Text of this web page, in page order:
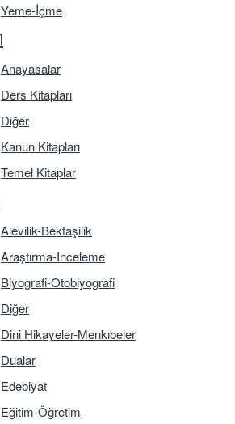
Yeme-İçme
Anayasalar
Ders Kitapları
Diğer
Kanun Kitapları
Temel Kitaplar
Alevilik-Bektaşilik
Araştırma-Inceleme
Biyografi-Otobiyografi
Diğer
Dini Hikayeler-Menkıbeler
Dualar
Edebiyat
Eğitim-Öğretim